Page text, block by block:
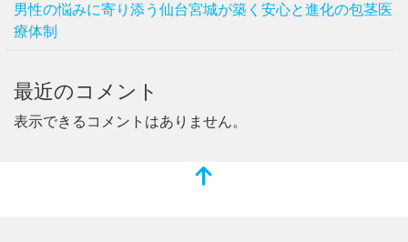
男性の悩みに寄り添う仙台宮城が築く安心と進化の包茎医
療体制
最近のコメント
表示できるコメントはありません。